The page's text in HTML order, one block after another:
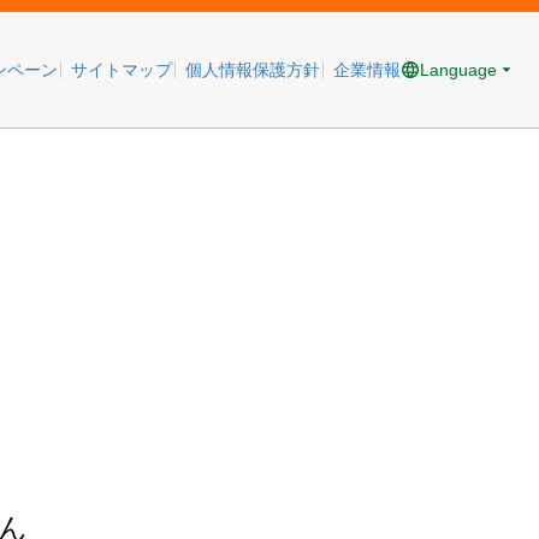
ペーン サイトマップ 個人情報保護方針 企業情報 Language